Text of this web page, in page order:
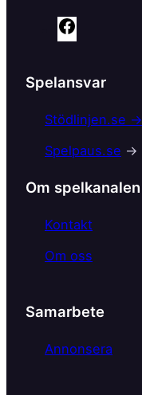
e
b
o
k
Spelansvar
Stödlinjen.se →
Spelpaus.se →
Om spelkanalen
Kontakt
Om oss
Samarbete
Annonsera